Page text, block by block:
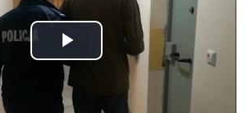
Odtwórz
wideo